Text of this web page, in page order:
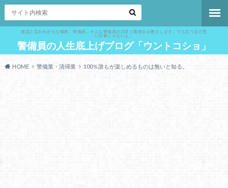
底辺と言われがちな職業、警備員。そんな警備員の日常と裏側をお教えします。でも言うほど悪
い仕事じゃないよ。
警備員の人生底上げブログ「ウントコショ」
HOME 警備業・清掃業 100％誰もが楽しめるものは無いと知る。